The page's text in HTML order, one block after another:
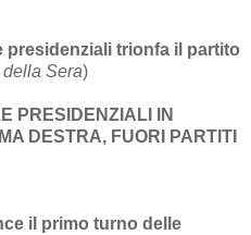
trionfa il partito
Sera)
PRESIDENZIALI IN
DESTRA, FUORI PARTITI
il primo turno delle